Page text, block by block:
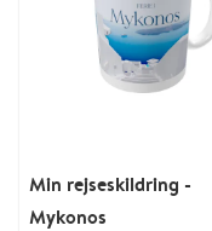
Min rejseskildring -
Mykonos